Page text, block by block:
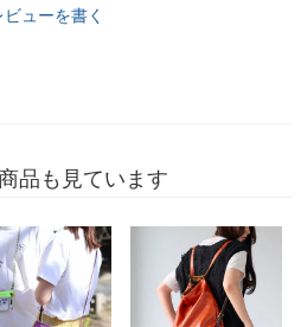
ビューを書く
品も見ています